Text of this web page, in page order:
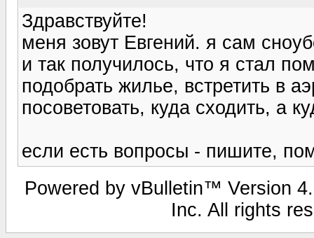
Здравствуйте!
меня зовут Евгений. я сам
и так получилось, что я стал
подобрать жилье, встретить в
посоветовать, куда сходить, а
если есть вопросы - пишите,
Powered by vBulletin™ Version
Inc. All rights